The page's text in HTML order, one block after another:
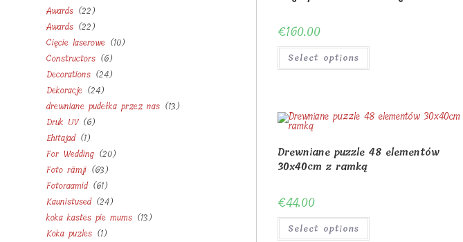
products
Awards 2222
products
Awards 2222
products
Cięcie laserowe 1010
Constructors 66
products
Decorations 2424
Dekoracje 2424
products
drewniane pudełka przez nas 1313
Druk UV 66
Ehitajad 11
product
For Wedding 2020
Foto rāmji 6363
products
Fotoraamid 6161
products
Kaunistused 2424
products
koka kastes pie mums 1313
Koka puzles 11
€160.00
Select options
Drewniane puzzle 48 elementów
30x40cm z ramką
€44.00
Select options